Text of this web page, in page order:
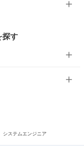
探す
システムエンジニア